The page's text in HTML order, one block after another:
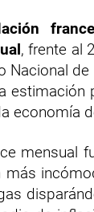
, frente al
Nacional
estimación
economía
mensual
más